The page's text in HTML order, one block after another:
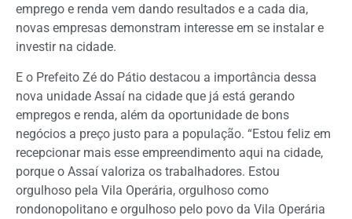
emprego e renda vem dando resultados e a cada dia,
novas empresas demonstram interesse em se instalar e
investir na cidade.
E o Prefeito Zé do Pátio destacou a importância dessa
nova unidade Assaí na cidade que já está gerando
empregos e renda, além da oportunidade de bons
negócios a preço justo para a população. “Estou feliz em
recepcionar mais esse empreendimento aqui na cidade,
porque o Assaí valoriza os trabalhadores. Estou
orgulhoso pela Vila Operária, orgulhoso como
rondonopolitano e orgulhoso pelo povo da Vila Operária